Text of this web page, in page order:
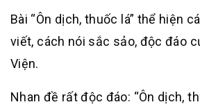
Bài “Ôn dịch, thuốc lá” thể hiện
viết, cách nói sắc sảo, độc đáo
Viện.
Nhan đề rất độc đáo: “Ôn dịch,